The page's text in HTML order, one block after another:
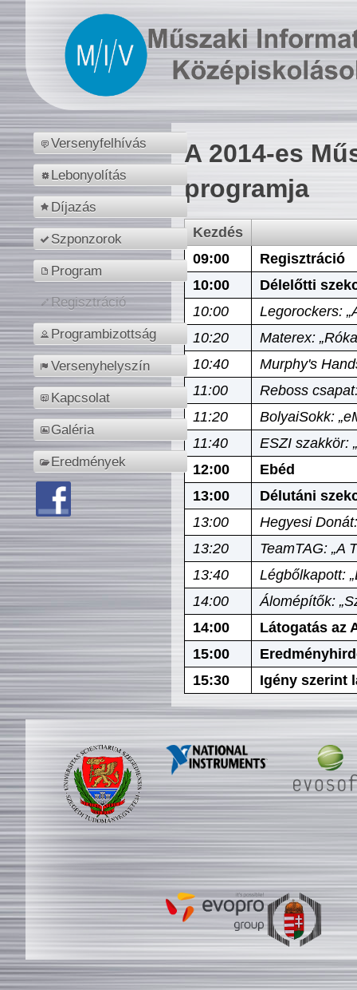
Versenyfelhívás
Lebonyolítás
Díjazás
Szponzorok
Program
Regisztráció
Programbizottság
Versenyhelyszín
Kapcsolat
Galéria
Eredmények
A 2014-es
programja
Kezdés
09:00
Regisztráció
10:00
Délelőtti
10:00
Legorockers:
10:20
Materex:
10:40
Murphy's
11:00
Reboss
11:20
BolyaiSokk:
11:40
ESZI szakkör:
12:00
Ebéd
13:00
Délutáni
13:00
Hegyesi
13:20
TeamTAG: „A
13:40
Légbőlkapott:
14:00
Álomépítők:
14:00
Látogatás az
15:00
15:30
Igény szerint